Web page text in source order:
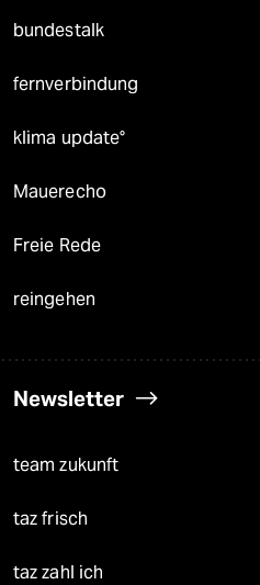
bundestalk
fernverbindung
klima update°
Mauerecho
Freie Rede
reingehen
Newsletter
team zukunft
taz frisch
taz zahl ich